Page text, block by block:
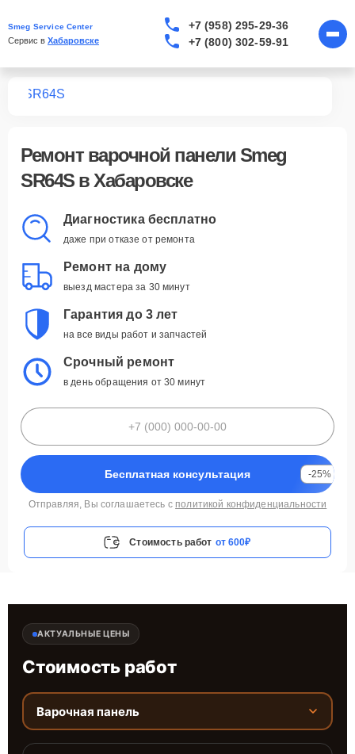
Smeg Service Center
Сервис в Хабаровске
+7 (958) 295-29-36
+7 (800) 302-59-91
SR64S
Ремонт варочной панели Smeg
SR64Sв Хабаровске
Диагностика бесплатно
даже при отказе от ремонта
Ремонт на дому
выезд мастера за 30 минут
Гарантия до 3 лет
на все виды работ и запчастей
Срочный ремонт
в день обращения от 30 минут
Бесплатная консультация -25%
Отправляя, Вы соглашаетесь с политикой конфиденциальности
Стоимость работ от 600₽
АКТУАЛЬНЫЕ ЦЕНЫ
Стоимость работ
Варочная панель